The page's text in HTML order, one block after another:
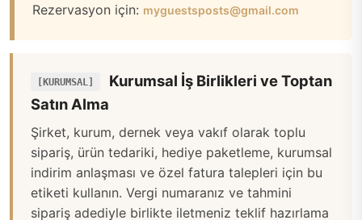
Rezervasyon için: myguestsposts@gmail.com
[KURUMSAL]
Kurumsal İş Birlikleri ve Toptan
Satın Alma
Şirket, kurum, dernek veya vakıf olarak toplu
sipariş, ürün tedariki, hediye paketleme, kurumsal
indirim anlaşması ve özel fatura talepleri için bu
etiketi kullanın. Vergi numaranız ve tahmini
sipariş adediyle birlikte iletmeniz teklif hazırlama